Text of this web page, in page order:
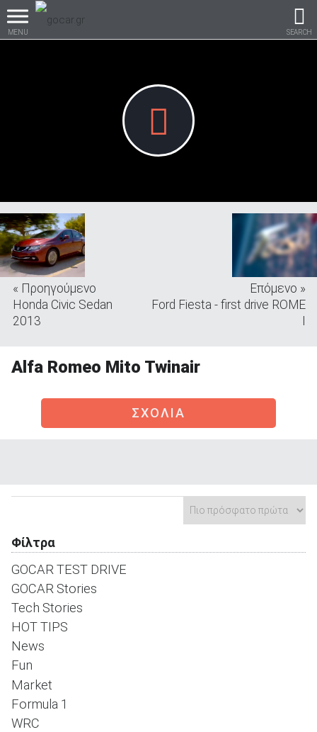
MENU SEARCH
Βρες τα πάντα για το
αυτοκίνητο!
Καινούρια
ΑΝΑΖΗΤΗΣΗ
ΑΝΑΖΗΤΗΣΗ
Επιχειρήσεις
ΑΝΑΖΗΤΗΣΗ
« Προηγούμενο
Honda Civic Sedan
2013
Επόμενο »
Ford Fiesta - first drive ROME
I
Alfa Romeo Mito Twinair
ΣΧΟΛΙΑ
Φίλτρα
GOCAR TEST DRIVE
GOCAR Stories
Tech Stories
HOT TIPS
News
Fun
Market
Formula 1
WRC